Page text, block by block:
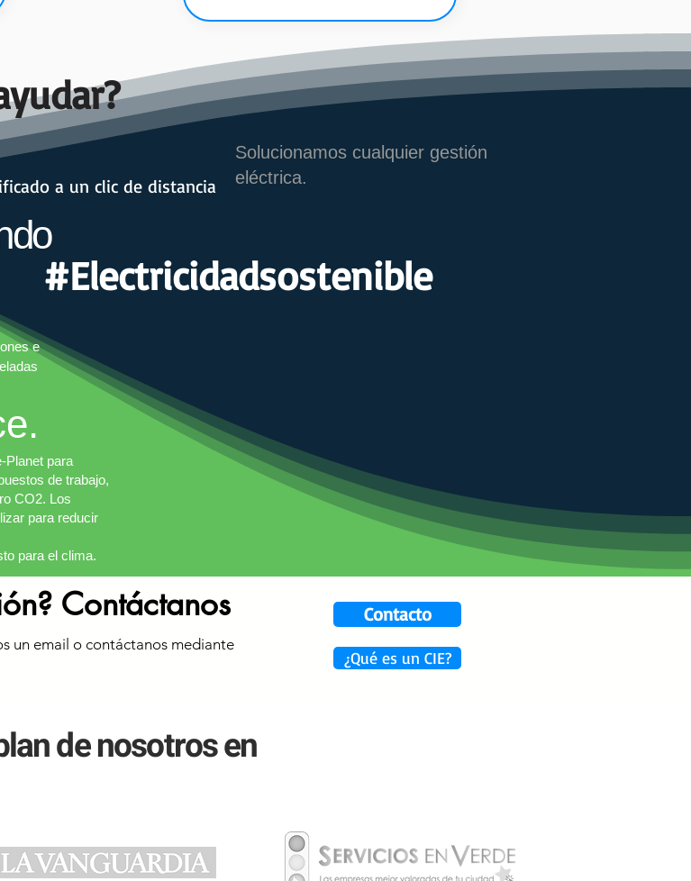
e
#Electricidadsostenible
Planet para
de trabajo,
CO2. Los
para reducir
para el clima.
a un clic de distancia
Solucionamos cualquier gestión
eléctrica.
Contáctanos
un email o contáctanos mediante
Contacto
¿Qué es un CIE?
de nosotros en